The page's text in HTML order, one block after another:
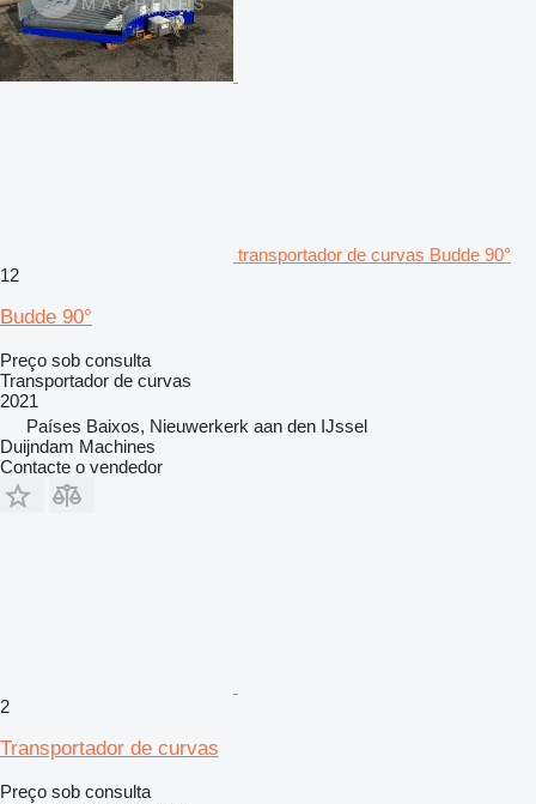
transportador de curvas Budde 90°
12
Budde 90°
Preço sob consulta
Transportador de curvas
2021
Países Baixos, Nieuwerkerk aan den IJssel
Duijndam Machines
Contacte o vendedor
2
Transportador de curvas
Preço sob consulta